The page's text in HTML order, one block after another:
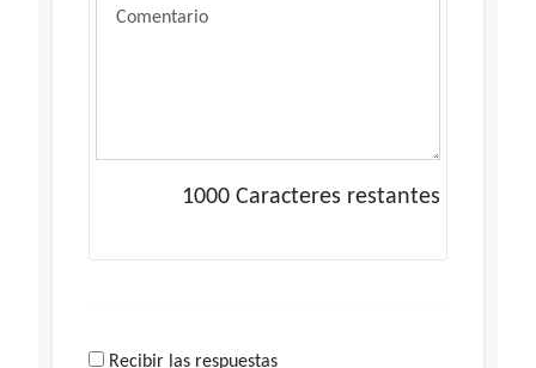
1000 Caracteres restantes
Recibir las respuestas